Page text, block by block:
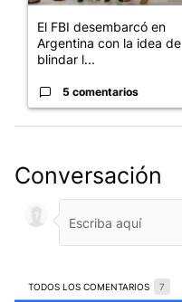
El FBI desembarcó en
Argentina con la idea de
blindar l...
5 comentarios
Conversación
TODOS LOS COMENTARIOS 7